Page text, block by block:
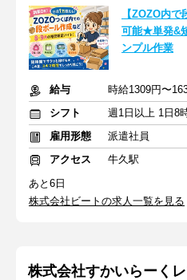
【ZOZO内
可能★単発&
ンプル作業
給与
時給1309円〜
シフト
雇用形態
派遣社員
アクセス
牛久駅
あと6日
株式会社ビートの求人一覧を見る
株式会社すかいらーく